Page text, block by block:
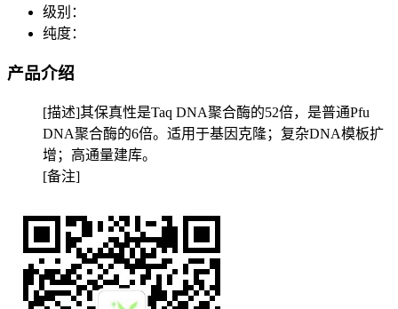
级别：
纯度：
产品介绍
[描述]其保真性是Taq DNA聚合酶的52倍，是普通Pfu
DNA聚合酶的6倍。适用于基因克隆；复杂DNA模板扩
增；高通量建库。
[备注]